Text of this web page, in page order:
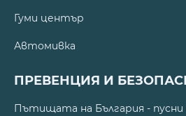
Гуми център
Автомивка
ПРЕВЕНЦИЯ И
Пътищата на България - пусни